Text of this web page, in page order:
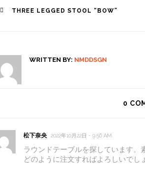
PostTHREE LEGGED STOOL “BOW”
WRITTEN BY: NMDDSGN
0
松下奈央 2022年10月22日 - 9:56 AM
ラウンドテーブルを探しています。
どのように注文すればよろしいでし